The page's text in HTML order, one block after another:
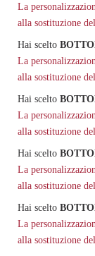
La
alla sostituzione
Hai scelto
La
alla sostituzione
Hai scelto
La
alla sostituzione
Hai scelto
La
alla sostituzione
Hai scelto
La
alla sostituzione